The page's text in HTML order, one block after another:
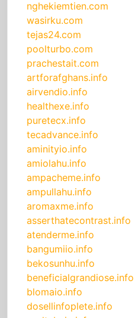
nghekiemtien.com
wasirku.com
tejas24.com
poolturbo.com
prachestait.com
artforafghans.info
airvendio.info
healthexe.info
puretecx.info
tecadvance.info
aminityio.info
amiolahu.info
ampacheme.info
ampullahu.info
aromaxme.info
asserthatecontrast.info
atenderme.info
bangumiio.info
bekosunhu.info
beneficialgrandiose.info
blomaio.info
dosellinfoplete.info